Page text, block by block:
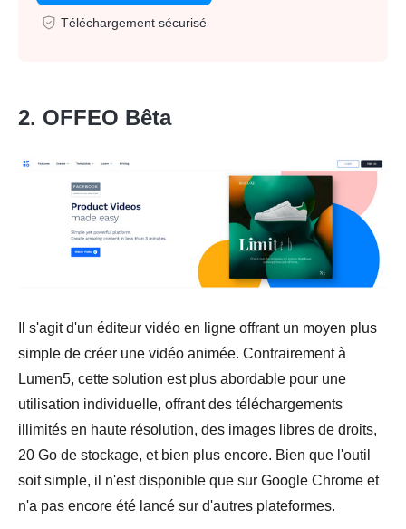
Téléchargement sécurisé
2. OFFEO Bêta
Il s'agit d'un éditeur vidéo en ligne offrant un moyen plus
simple de créer une vidéo animée. Contrairement à
Lumen5, cette solution est plus abordable pour une
utilisation individuelle, offrant des téléchargements
illimités en haute résolution, des images libres de droits,
20 Go de stockage, et bien plus encore. Bien que l'outil
soit simple, il n'est disponible que sur Google Chrome et
n'a pas encore été lancé sur d'autres plateformes.